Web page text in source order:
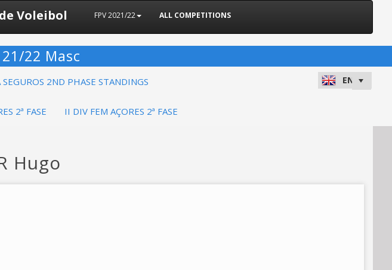
Voleibol FPV 2021/22 ALL COMPETITIONS
22 Masc
SEGUROS 2ND PHASE STANDINGS
2ª FASE II DIV FEM AÇORES 2ª FASE
Hugo